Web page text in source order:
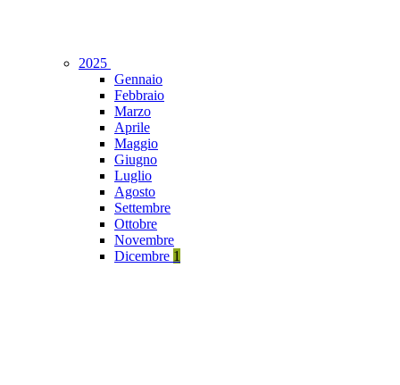
2025
Gennaio
Febbraio
Marzo
Aprile
Maggio
Giugno
Luglio
Agosto
Settembre
Ottobre
Novembre
Dicembre 1